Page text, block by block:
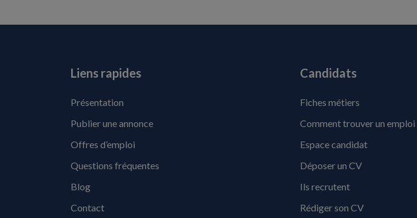
Liens rapides
Présentation
Publier une annonce
Offres d’emploi
Questions fréquentes
Blog
Contact
Candidats
Fiches métiers
Comment trouver un emploi
Espace candidat
Déposer un CV
Ils recrutent
Rédiger son CV